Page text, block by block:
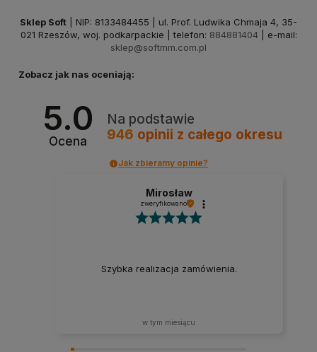
Sklep Soft | NIP: 8133484455 | ul. Prof. Ludwika Chmaja 4, 35-
021 Rzeszów, woj. podkarpackie | telefon: 884881404 | e-mail:
sklep@softmm.com.pl
Zobacz jak nas oceniają:
5.0
Ocena
Na podstawie
946 opinii z całego okresu
Jak zbieramy opinie?
Mirosław
zweryfikowano
Szybka realizacja zamówienia.
w tym miesiącu